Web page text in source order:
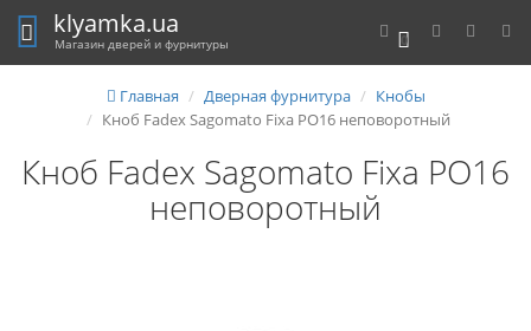
0
klyamka.ua
Магазин дверей и фурнитуры
Главная Дверная фурнитура
Кнобы
Кноб Fadex Sagomato Fixa PO16 неповоротный
Кноб Fadex Sagomato Fixa PO16
неповоротный